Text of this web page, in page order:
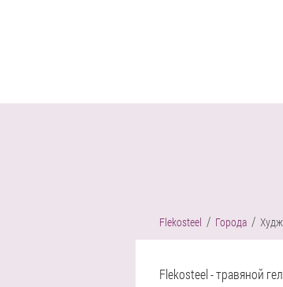
Flekosteel Города
Flekosteel - травяной